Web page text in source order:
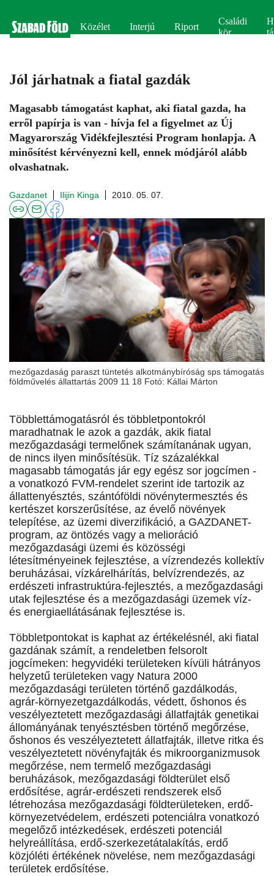
Közélet Interjú Riport
Családi
kör
Jól járhatnak a fiatal gazdák
Magasabb támogatást kaphat, aki fiatal gazda, ha
erről papírja is van - hívja fel a figyelmet az Új
Magyarország Vidékfejlesztési Program honlapja. A
minősítést kérvényezni kell, ennek módjáról alább
olvashatnak.
Gazdanet Ilijin Kinga 2010. 05. 07.
mezőgazdaság paraszt tüntetés alkotmánybíróság sps támogatás
földművelés állattartás 2009 11 18 Fotó: Kállai Márton
Többlettámogatásról és többletpontokról
maradhatnak le azok a gazdák, akik fiatal
mezőgazdasági termelőnek számítanának ugyan,
de nincs ilyen minősítésük. Tíz százalékkal
magasabb támogatás jár egy egész sor jogcímen -
a vonatkozó FVM-rendelet szerint ide tartozik az
állattenyésztés, szántóföldi növénytermesztés és
kertészet korszerűsítése, az évelő növények
telepítése, az üzemi diverzifikáció, a GAZDANET-
program, az öntözés vagy a melioráció
mezőgazdasági üzemi és közösségi
létesítményeinek fejlesztése, a vízrendezés kollektív
beruházásai, vízkárelhárítás, belvízrendezés, az
erdészeti infrastruktúra-fejlesztés, a mezőgazdasági
utak fejlesztése és a mezőgazdasági üzemek víz-
és energiaellátásának fejlesztése is.
Többletpontokat is kaphat az értékelésnél, aki fiatal
gazdának számít, a rendeletben felsorolt
jogcímeken: hegyvidéki területeken kívüli hátrányos
helyzetű területeken vagy Natura 2000
mezőgazdasági területen történő gazdálkodás,
agrár-környezetgazdálkodás, védett, őshonos és
veszélyeztetett mezőgazdasági állatfajták genetikai
állományának tenyésztésben történő megőrzése,
őshonos és veszélyeztetett állatfajták, illetve ritka és
veszélyeztetett növényfajták és mikroorganizmusok
megőrzése, nem termelő mezőgazdasági
beruházások, mezőgazdasági földterület első
erdősítése, agrár-erdészeti rendszerek első
létrehozása mezőgazdasági földterületeken, erdő-
környezetvédelem, erdészeti potenciálra vonatkozó
megelőző intézkedések, erdészeti potenciál
helyreállítása, erdő-szerkezetátalakítás, erdő
közjóléti értékének növelése, nem mezőgazdasági
területek erdősítése.